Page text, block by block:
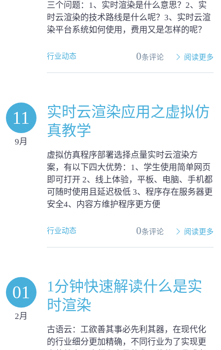
三个问题：1、实时渲染是什么意思？2、实
时云渲染的技术路线是什么呢？3、实时云渲
染平台系统如何使用，费用又是怎样的呢？
行业动态 0条评论 阅读更多
11
9月
实时云渲染应用之虚拟仿
真教学
虚拟仿真程序部署选择点量实时云渲染方
案，有以下四大优势：1、学生使用简单网页
即可打开 2、线上体验，平板、电脑、手机都
可随时使用且延迟极低 3、程序存在服务器更
安全4、内容方维护程序更方便
行业动态 0条评论 阅读更多
01
2月
1分钟快速解读什么是实
时渲染
古语云：工欲善其事必先利其器，在现代化
的行业细分更加精确，不同行业为了实现更